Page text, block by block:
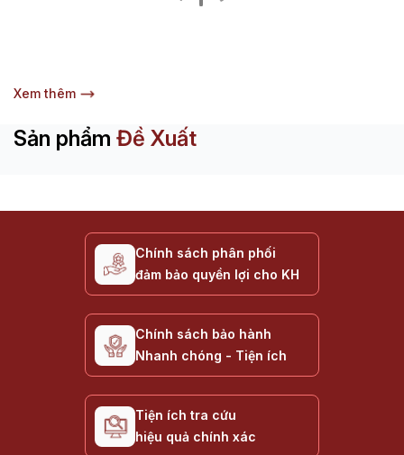
Xem thêm
Sản phẩm Đề Xuất
Chính sách phân phối
đảm bảo quyền lợi cho KH
Chính sách bảo hành
Nhanh chóng - Tiện ích
Tiện ích tra cứu
hiệu quả chính xác